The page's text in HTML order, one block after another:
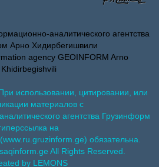
аналитического агентства
Арно Хидирбегишвили
agency GEOINFORM Arno
Khidirbegishvili
использовании, цитировании, или
материалов с
агентства Грузинформ
на
обязательна.
All Rights Reserved.
by LEMONS